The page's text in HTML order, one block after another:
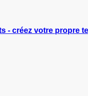
- créez votre propre